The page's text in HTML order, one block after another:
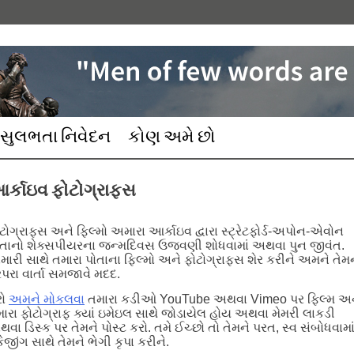
સુલભતા નિવેદન કોણ અમે છો
ફોટોગ્રાફ્સ
અને ફિલ્મો અમારા આર્કાઇવ દ્વારા સ્ટ્રેટફોર્ડ-અપોન-એવોન
શેક્સપીયરના જન્મદિવસ ઉજવણી શોધવામાં અથવા પુન જીવંત.
સાથે તમારા પોતાના ફિલ્મો અને ફોટોગ્રાફ્સ શેર કરીને અમને
વાર્તા સમજાવે મદદ.
અમને મોકલવા તમારા કડીઓ YouTube અથવા Vimeo પર ફિલ્મ
ફોટોગ્રાફ ક્યાં ઇમેઇલ સાથે જોડાયેલ હોય અથવા મેમરી લાકડી
ડિસ્ક પર તેમને પોસ્ટ કરો. તમે ઈચ્છો તો તેમને પરત, સ્વ
સાથે તેમને ભેગી કૃપા કરીને.